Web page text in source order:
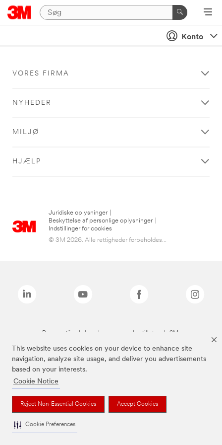
This website uses cookies on your device to enhance site
navigation, analyze site usage, and deliver you advertisements
based on your interests.
Cookie Notice
Reject Non-Essential Cookies Accept Cookies
Cookie Preferences
Konto
VORES FIRMA
NYHEDER
MILJØ
HJÆLP
Juridiske oplysninger
Beskyttelse af personlige oplysninger
Indstillinger for cookies
© 3M 2026. Alle rettigheder forbeholdes...
De ovenstående brands er varemærker tilhørende 3M.